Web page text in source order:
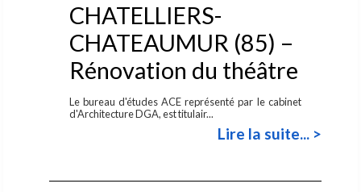
CHATELLIERS-
CHATEAUMUR (85) –
Rénovation du théâtre
Le bureau d'études ACE représenté par le cabinet
d'Architecture DGA, est titulair...
Lire la suite... >